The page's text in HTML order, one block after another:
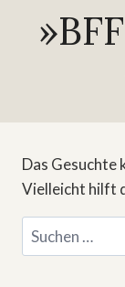
Das Gesuchte
Vielleicht hilft
Suchen
nach: